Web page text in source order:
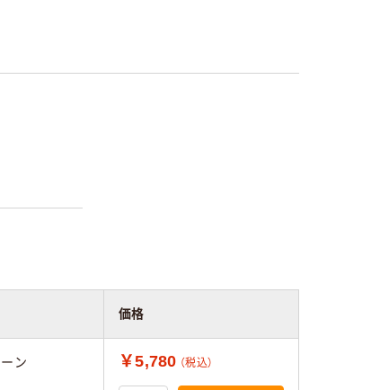
価格
ン ￥5,780 （税込）